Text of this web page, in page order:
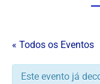
« Todos os Eventos
Este evento já